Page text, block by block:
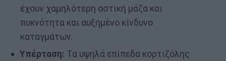
έχουν χαμηλότερη οστική μάζα και
πυκνότητα και αυξημένο κίνδυνο
καταγμάτων.
Υπέρταση: Τα υψηλά επίπεδα κορτιζόλης